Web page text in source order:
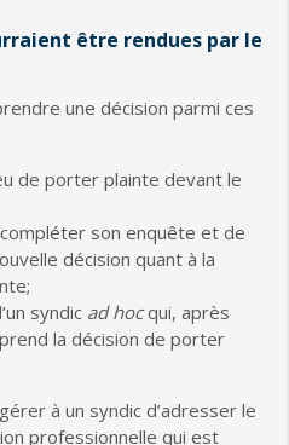
être rendues par le
une décision parmi ces
de porter plainte devant le
son enquête et de
décision quant à la
syndic ad hocqui, après
la décision de porter
à un syndic d’adresser le
professionnelle qui est